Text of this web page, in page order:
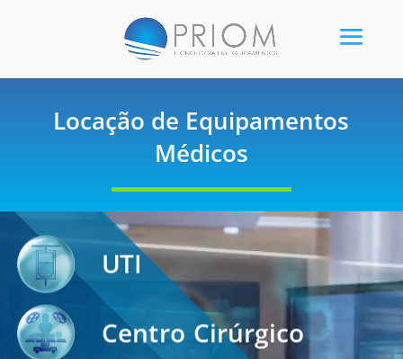
Locação de Equipamentos
Médicos
Tocador
vídeo
UTI
Centro Cirúrgico